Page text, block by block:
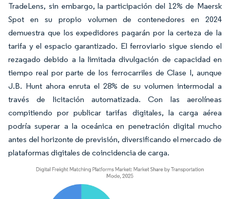
TradeLens, sin embargo, la participación del 12% de Maersk
Spot en su propio volumen de contenedores en 2024
demuestra que los expedidores pagarán por la certeza de la
tarifa y el espacio garantizado. El ferroviario sigue siendo el
rezagado debido a la limitada divulgación de capacidad en
tiempo real por parte de los ferrocarriles de Clase I, aunque
J.B. Hunt ahora enruta el 28% de su volumen intermodal a
través de licitación automatizada. Con las aerolíneas
compitiendo por publicar tarifas digitales, la carga aérea
podría superar a la oceánica en penetración digital mucho
antes del horizonte de previsión, diversificando el mercado de
plataformas digitales de coincidencia de carga.